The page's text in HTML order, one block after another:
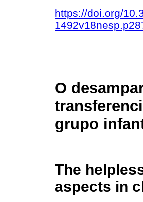
https://doi.org/
O
grupo
The
aspects in